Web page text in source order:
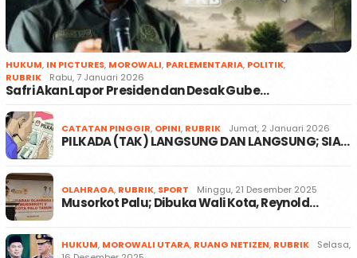
HUKUM, IN PICTURES, MOROWALI, PARLEMENTARIA, POLITIK,
RUBRIK
Rabu, 7 Januari 2026
Safri Akan Lapor Presiden dan Desak Gube…
CATATAN PINGGIR, OPINI, RUBRIK Jumat, 2 Januari 2026
PILKADA (TAK) LANGSUNG DAN LANGSUNG; SIA…
OLAHRAGA, RUBRIK, SPORT Minggu, 21 Desember 2025
Musorkot Palu; Dibuka Wali Kota, Reynold…
HUKUM, MOROWALI UTARA, RUANG NETIZEN, RUBRIK
Selasa,